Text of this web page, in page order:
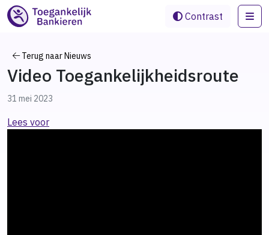
Contrast
Terug naar Nieuws
Video Toegankelijkheidsroute
31 mei 2023
Lees voor